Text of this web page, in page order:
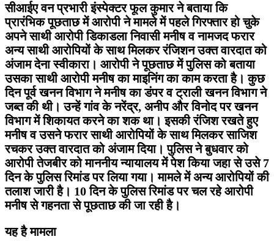
सीआईए वन प्रभारी इंस्पेक्टर फूल कुमार ने बताया कि
प्रारंभिक पूछताछ में आरोपी ने मामले में पहले गिरफ्तार हो चुके
अपने साथी आरोपी डिकाडला निवासी मनीष व नामजद फरार
अन्य साथी आरोपियों के साथ मिलकर रंजिशन उक्त वारदात को
अंजाम देना स्वीकारा। आरोपी ने पूछताछ में पुलिस को बताया
उसका साथी आरोपी मनीष का माइनिंग का काम करता है। कुछ
दिन पूर्व खनन विभाग ने मनीष का डंपर व ट्राली खनन विभाग ने
जब्त की थी। उन्हें गांव के नरेंद्र, अनीप और विनोद पर खनन
विभाग में शिकायत करने का शक था। इसकी रंजिश रखते हुए
मनीष व उसने फरार साथी आरोपियों के साथ मिलकर साजिश
रचकर उक्त वारदात को अंजाम दिया। पुलिस ने बुधवार को
आरोपी तेजबीर को माननीय न्यायालय में पेश किया जहा से उसे 7
दिन के पुलिस रिमांड पर लिया गया। मामले में अन्य आरोपियों की
तलाश जारी है। 10 दिन के पुलिस रिमांड पर चल रहे आरोपी
मनीष से गहनता से पूछताछ की जा रही है।
यह है मामला